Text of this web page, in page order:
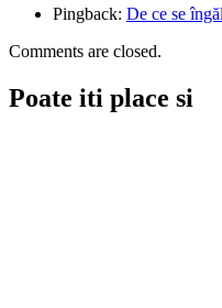
Pingback: De ce se
Comments are closed.
Poate iti place si